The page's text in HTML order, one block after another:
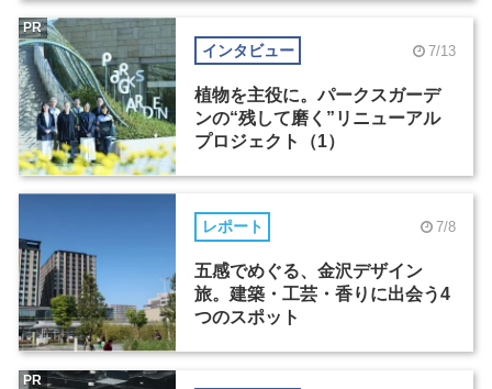
インタビュー 7/13
植物を主役に。パークスガーデ
ンの“残して磨く”リニューアル
プロジェクト（1）
PR
レポート 7/8
五感でめぐる、金沢デザイン
旅。建築・工芸・香りに出会う4
つのスポット
PR